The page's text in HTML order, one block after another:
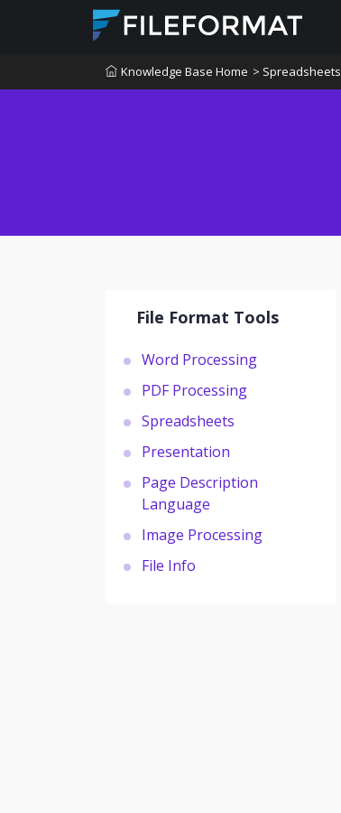
Knowledge Base Home > Spreadsheets
File Format Tools
Word Processing
PDF Processing
Spreadsheets
Presentation
Page Description
Language
Image Processing
File Info